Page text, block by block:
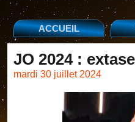
ACCUEIL
JO 2024 :
mardi 30 juillet 2024